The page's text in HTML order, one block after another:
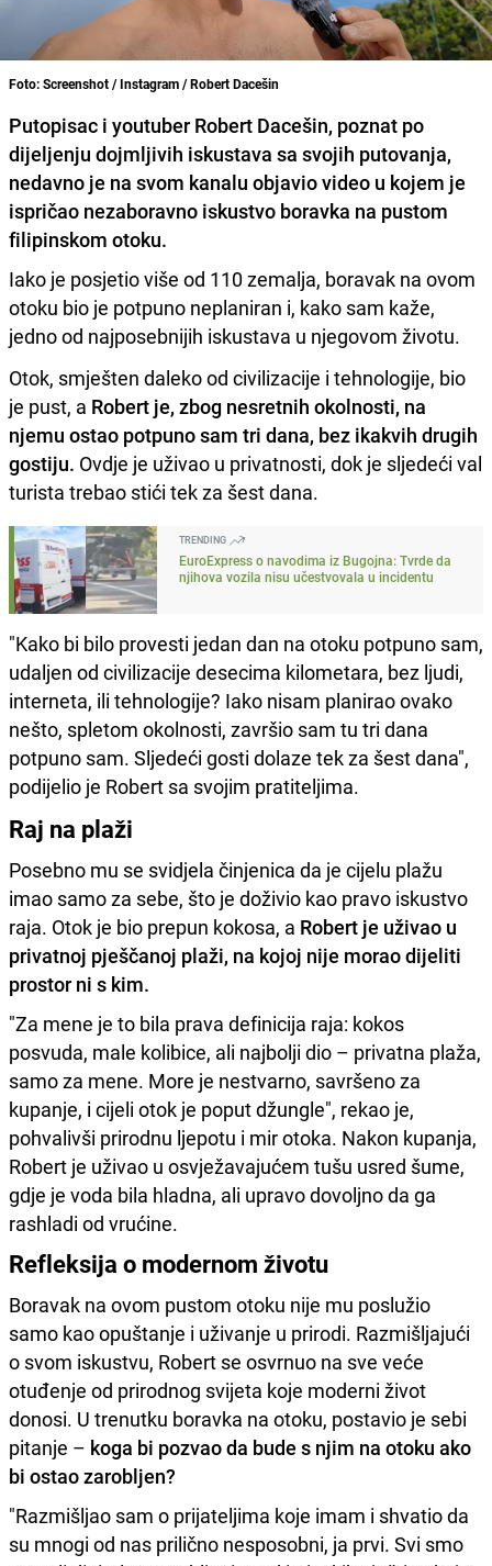
Foto: Screenshot / Instagram / Robert Dacešin
Putopisac i youtuber Robert Dacešin, poznat po
dijeljenju dojmljivih iskustava sa svojih putovanja,
nedavno je na svom kanalu objavio video u kojem je
ispričao nezaboravno iskustvo boravka na pustom
filipinskom otoku.
Iako je posjetio više od 110 zemalja, boravak na ovom
otoku bio je potpuno neplaniran i, kako sam kaže,
jedno od najposebnijih iskustava u njegovom životu.
Otok, smješten daleko od civilizacije i tehnologije, bio
je pust, a Robert je, zbog nesretnih okolnosti, na
njemu ostao potpuno sam tri dana, bez ikakvih drugih
gostiju. Ovdje je uživao u privatnosti, dok je sljedeći val
turista trebao stići tek za šest dana.
TRENDING
EuroExpress o navodima iz Bugojna: Tvrde da
njihova vozila nisu učestvovala u incidentu
"Kako bi bilo provesti jedan dan na otoku potpuno sam,
udaljen od civilizacije desecima kilometara, bez ljudi,
interneta, ili tehnologije? Iako nisam planirao ovako
nešto, spletom okolnosti, završio sam tu tri dana
potpuno sam. Sljedeći gosti dolaze tek za šest dana",
podijelio je Robert sa svojim pratiteljima.
Raj na plaži
Posebno mu se svidjela činjenica da je cijelu plažu
imao samo za sebe, što je doživio kao pravo iskustvo
raja. Otok je bio prepun kokosa, a Robert je uživao u
privatnoj pješčanoj plaži, na kojoj nije morao dijeliti
prostor ni s kim.
"Za mene je to bila prava definicija raja: kokos
posvuda, male kolibice, ali najbolji dio – privatna plaža,
samo za mene. More je nestvarno, savršeno za
kupanje, i cijeli otok je poput džungle", rekao je,
pohvalivši prirodnu ljepotu i mir otoka. Nakon kupanja,
Robert je uživao u osvježavajućem tušu usred šume,
gdje je voda bila hladna, ali upravo dovoljno da ga
rashladi od vrućine.
Refleksija o modernom životu
Boravak na ovom pustom otoku nije mu poslužio
samo kao opuštanje i uživanje u prirodi. Razmišljajući
o svom iskustvu, Robert se osvrnuo na sve veće
otuđenje od prirodnog svijeta koje moderni život
donosi. U trenutku boravka na otoku, postavio je sebi
pitanje – koga bi pozvao da bude s njim na otoku ako
bi ostao zarobljen?
"Razmišljao sam o prijateljima koje imam i shvatio da
su mnogi od nas prilično nesposobni, ja prvi. Svi smo